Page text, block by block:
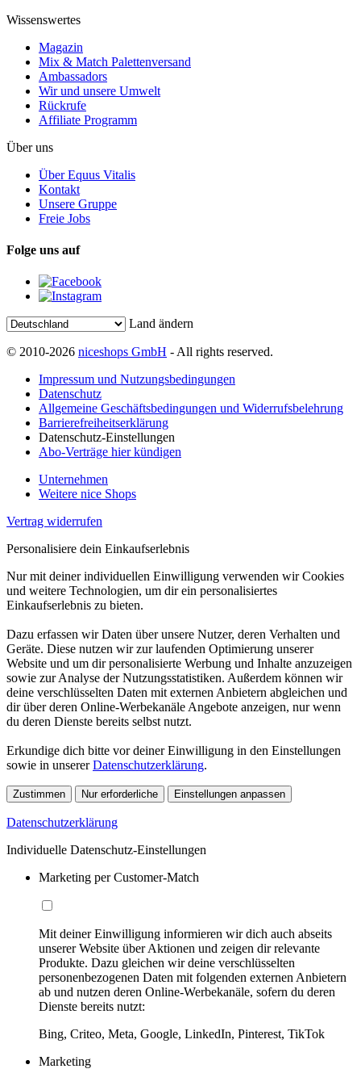
Wissenswertes
Magazin
Mix & Match Palettenversand
Ambassadors
Wir und unsere Umwelt
Rückrufe
Affiliate Programm
Über uns
Über Equus Vitalis
Kontakt
Unsere Gruppe
Freie Jobs
Folge uns auf
Land ändern
© 2010-2026 niceshops GmbH - All rights reserved.
Impressum und Nutzungsbedingungen
Datenschutz
Allgemeine Geschäftsbedingungen und Widerrufsbelehrung
Barrierefreiheitserklärung
Datenschutz-Einstellungen
Abo-Verträge hier kündigen
Unternehmen
Weitere nice Shops
Vertrag widerrufen
Personalisiere dein Einkaufserlebnis
Nur mit deiner individuellen Einwilligung verwenden wir Cookies
und weitere Technologien, um dir ein personalisiertes
Einkaufserlebnis zu bieten.
Dazu erfassen wir Daten über unsere Nutzer, deren Verhalten und
Geräte. Diese nutzen wir zur laufenden Optimierung unserer
Website und um dir personalisierte Werbung und Inhalte anzuzeigen
sowie zur Analyse der Nutzungsstatistiken. Außerdem können wir
deine verschlüsselten Daten mit externen Anbietern abgleichen und
dir über deren Online-Werbekanäle Angebote anzeigen, nur wenn
du deren Dienste bereits selbst nutzt.
Erkundige dich bitte vor deiner Einwilligung in den Einstellungen
sowie in unsererDatenschutzerklärung.
Zustimmen Nur erforderliche Einstellungen anpassen
Datenschutzerklärung
Individuelle Datenschutz-Einstellungen
Marketing per Customer-Match
Mit deiner Einwilligung informieren wir dich auch abseits
unserer Website über Aktionen und zeigen dir relevante
Produkte. Dazu gleichen wir deine verschlüsselten
personenbezogenen Daten mit folgenden externen Anbietern
ab und nutzen deren Online-Werbekanäle, sofern du deren
Dienste bereits nutzt:
Bing, Criteo, Meta, Google, LinkedIn, Pinterest, TikTok
Marketing